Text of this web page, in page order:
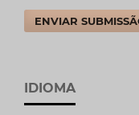
ENVIAR
IDIOMA